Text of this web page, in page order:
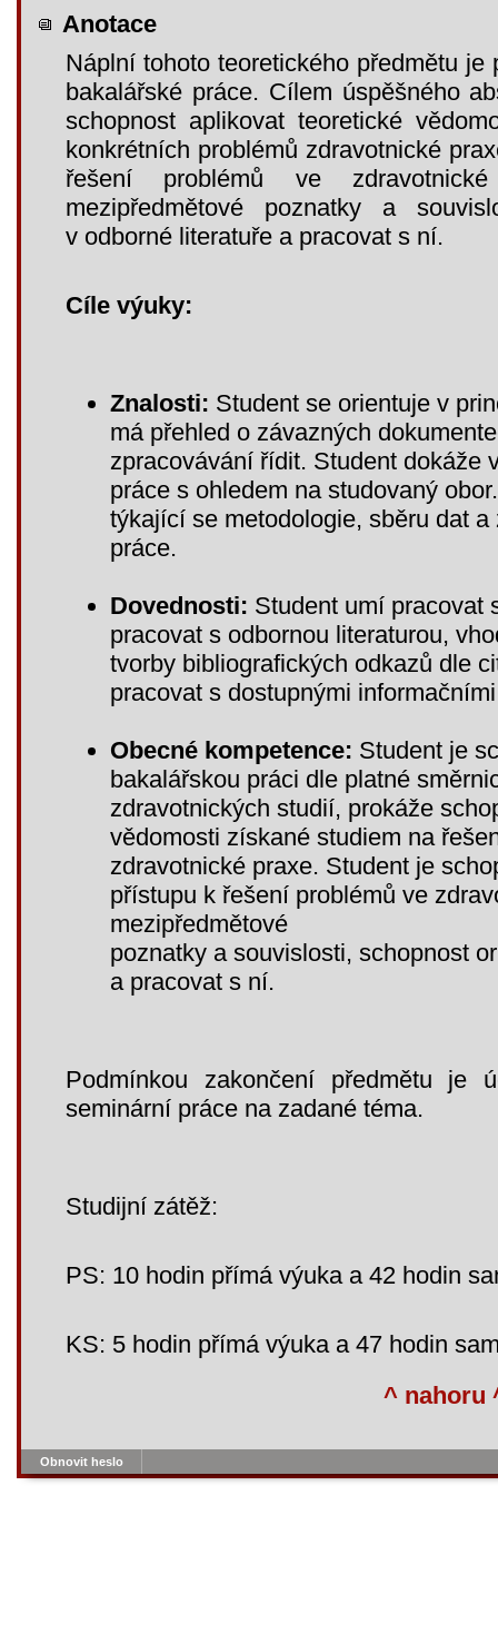
Anotace
Náplní tohoto teoretického předmětu
bakalářské práce. Cílem úspěšného
schopnost aplikovat teoretické
konkrétních problémů zdravotnické
řešení problémů ve
mezipředmětové poznatky a
v odborné literatuře a pracovat s ní.
Cíle výuky:
Znalosti: Student se orientuje v
má přehled o závazných
zpracovávání řídit. Student dokáže
práce s ohledem na studovaný
týkající se metodologie, sběru dat
práce.
Dovednosti: Student umí pracovat
pracovat s odbornou literaturou,
tvorby bibliografických odkazů dle
pracovat s dostupnými
Obecné kompetence: Student je
bakalářskou práci dle platné
zdravotnických studií, prokáže
vědomosti získané studiem na
zdravotnické praxe. Student je
přístupu k řešení problémů ve
mezipředmětové
poznatky a souvislosti, schopnost
a pracovat s ní.
Podmínkou zakončení předmětu je
seminární práce na zadané téma.
Studijní zátěž:
PS: 10 hodin přímá výuka a 42 hodin
KS: 5 hodin přímá výuka a 47 hodin
^ nahoru
Obnovit heslo